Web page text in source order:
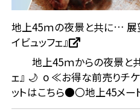
地上45ｍの夜景と共に… 展
イビュッフェ』
地上45ｍからの夜景と共
ェ』 🌙 o ≪お得な前売りチ
ットはこちら●〇地上45メー